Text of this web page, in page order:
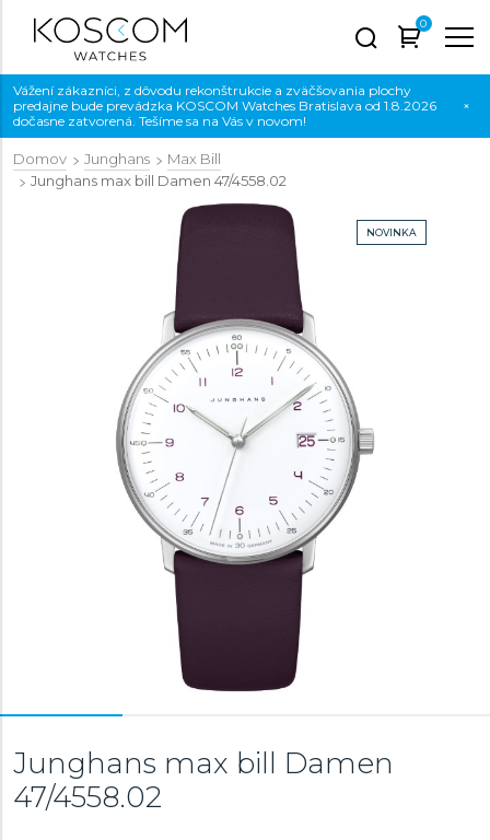
0
Vážení zákazníci, z dôvodu rekonštrukcie a zväčšovania plochy
predajne bude prevádzka KOSCOM Watches Bratislava od 1.8.2026
dočasne zatvorená. Tešíme sa na Vás v novom!
×
Domov Junghans
Max Bill
Junghans max bill Damen 47/4558.02
NOVINKA
Junghans max bill Damen
47/4558.02